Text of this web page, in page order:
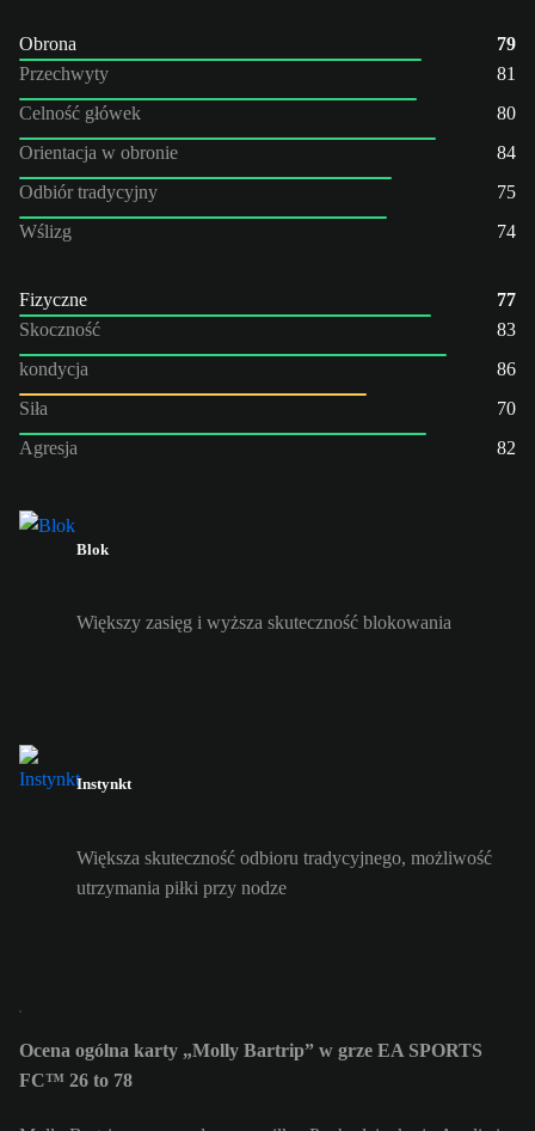
Obrona
79
Przechwyty
81
Celność główek
80
Orientacja w obronie
84
Odbiór tradycyjny
75
Wślizg
74
Fizyczne
77
Skoczność
83
kondycja
86
Siła
70
Agresja
82
Blok
Większy zasięg i wyższa skuteczność blokowania
Instynkt
Większa skuteczność odbioru tradycyjnego, możliwość
utrzymania piłki przy nodze
Ocena ogólna karty „Molly Bartrip” w grze EA SPORTS
FC™ 26 to 78